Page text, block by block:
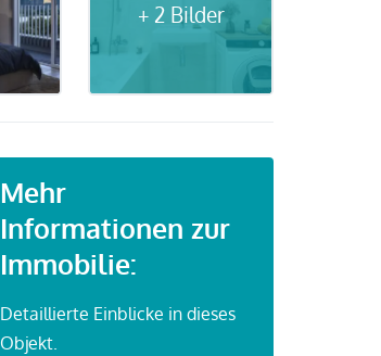
+ 2 Bilder
Mehr
Informationen zur
Immobilie:
Detaillierte Einblicke in dieses
Objekt.